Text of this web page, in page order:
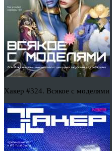
Хакер #324. Всякое с моделями